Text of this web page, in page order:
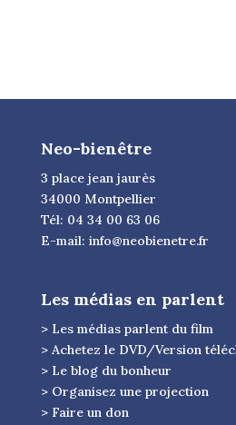
Neo-bienêtre
3 place jean jaurès
34000 Montpellier
Tél: 04 34 00 63 06
E-mail: info@neobienetre.fr
Les médias en parlent
> Les médias parlent du film
> Achetez le DVD/Version
> Le blog du bonheur
> Organisez une projection
> Faire un don